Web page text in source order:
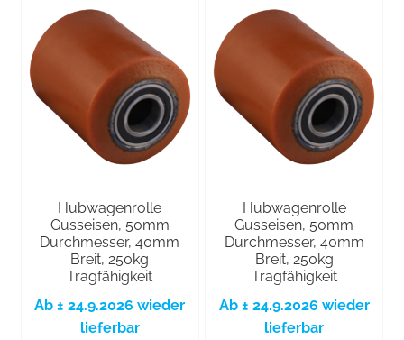
Hubwagenrolle
Gusseisen, 50mm
Durchmesser, 40mm
Breit, 250kg
Tragfähigkeit
Ab ± 24.9.2026 wieder
lieferbar
Hubwagenrolle
Gusseisen, 50mm
Durchmesser, 40mm
Breit, 250kg
Tragfähigkeit
Ab ± 24.9.2026 wieder
lieferbar